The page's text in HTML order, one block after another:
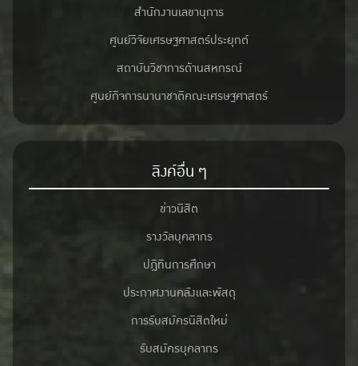
สำนักงานเลขานุการ
ศูนย์วิจัยเศรษฐศาสตร์ประยุกต์
สถาบันวิชาการด้านสหกรณ์
ศูนย์กิจการนานาชาติคณะเศรษฐศาสตร์
ลิงค์อื่น ๆ
ข่าวนิสิต
รางวัลบุคลากร
ปฎิทินการศึกษา
ประกาศงานคลังและพัสดุ
การรับสมัครนิสิตใหม่
รับสมัครบุคลากร